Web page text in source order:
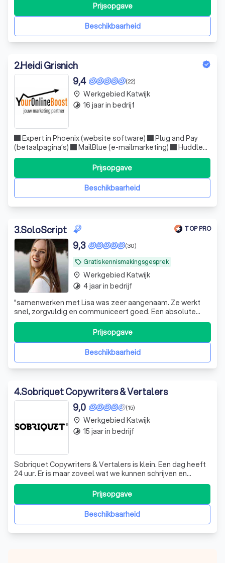
Beschikbaarheid
Prijsopgave
2.Heidi Grisnich
(22)
9,4
■ Expert in Phoenix (website software) ■ Plug and Pay
(betaalpagina’s) ■ MailBlue (e-mailmarketing) ■ Huddle
(e-learning) ■ FB / IG / Google ads.
Beschikbaarheid
Prijsopgave
place Werkgebied Katwijk
timelapse 16 jaar in bedrijf
3.SoloScript TOP PRO
local_offer Gratis kennismakingsgesprek
(30)
9,3
"samenwerken met Lisa was zeer aangenaam. Ze werkt
snel, zorgvuldig en communiceert goed. Een absolute
aanrader voor wie op zoek is naar uitstekende
Beschikbaarheid
Prijsopgave
place Werkgebied Katwijk
timelapse 4 jaar in bedrijf
4.Sobriquet Copywriters & Vertalers
(15)
9,0
Sobriquet Copywriters & Vertalers is klein. Een dag heeft
24 uur. Er is maar zoveel wat we kunnen schrijven en
vertalen. Dat betekent dat we keuzes moeten maken. We
willen schrijven. Bedenken. Creëren. We zijn geen
managers. We zijn ambachtslieden. En we willen eer van
ons werk. Net als het selBeschikbaarheid
Prijsopgave
place Werkgebied Katwijk
timelapse 15 jaar in bedrijf